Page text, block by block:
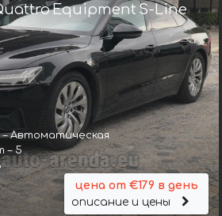
Equipment S-Line
Автоматическая
– 5
цена от €179 в день
описание и цены